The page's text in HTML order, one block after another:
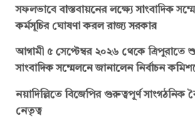
সফলভাবে বাস্তবায়নের লক্ষ্যে সাংবাদিক
কর্মসূচির ঘোষণা করল রাজ্য সরকার
আগামী ৫ সেপ্টেম্বর ২০২৬ থেকে ত্রিপুরাতে
সাংবাদিক সম্মেলনে জানালেন নির্বাচন
নয়াদিল্লিতে বিজেপির গুরুত্বপূর্ণ সাংগঠনিক
নেতৃত্ব